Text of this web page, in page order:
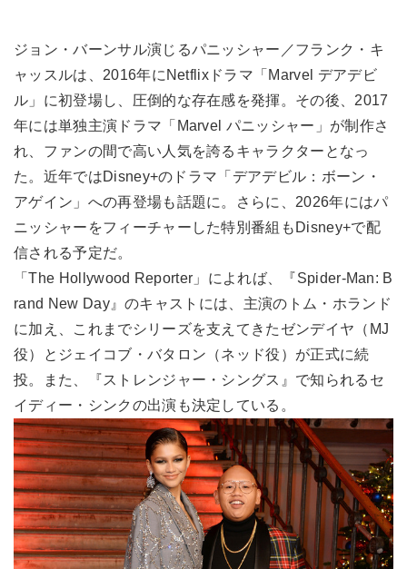
ジョン・バーンサル演じるパニッシャー／フランク・キ
ャッスルは、2016年にNetflixドラマ「Marvel デアデビ
ル」に初登場し、圧倒的な存在感を発揮。その後、2017
年には単独主演ドラマ「Marvel パニッシャー」が制作さ
れ、ファンの間で高い人気を誇るキャラクターとなっ
た。近年ではDisney+のドラマ「デアデビル：ボーン・
アゲイン」への再登場も話題に。さらに、2026年にはパ
ニッシャーをフィーチャーした特別番組もDisney+で配
信される予定だ。
「The Hollywood Reporter」によれば、『Spider-Man: B
rand New Day』のキャストには、主演のトム・ホランド
に加え、これまでシリーズを支えてきたゼンデイヤ（MJ
役）とジェイコブ・バタロン（ネッド役）が正式に続
投。また、『ストレンジャー・シングス』で知られるセ
イディー・シンクの出演も決定している。